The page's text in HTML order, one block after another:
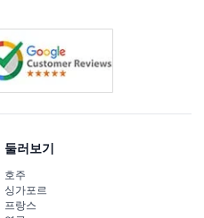
둘러보기
호주
싱가포르
프랑스